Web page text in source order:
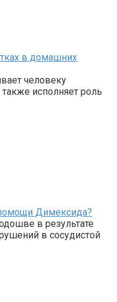
в домашних
человеку
исполняет роль
Димексида?
в результате
в сосудистой